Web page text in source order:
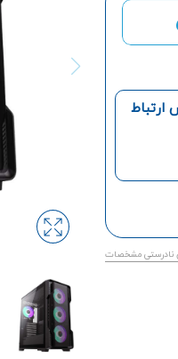
ارتباط
نادرستی مشخصات